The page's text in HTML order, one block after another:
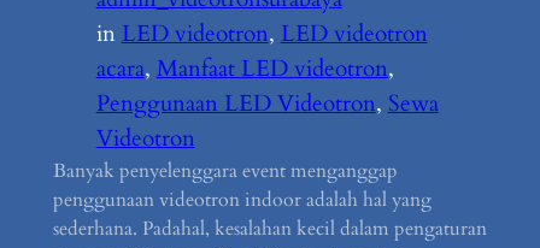
in LED videotron, LED videotron
acara, Manfaat LED videotron
Penggunaan LED Videotron, Sewa
Videotron
Banyak penyelenggara event menganggap
penggunaan videotron indoor adalah hal yang
sederhana. Padahal, kesalahan kecil dalam pengaturan